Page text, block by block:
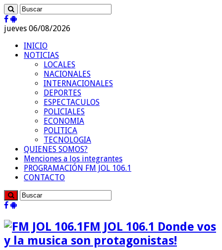
jueves 06/08/2026
INICIO
NOTICIAS
LOCALES
NACIONALES
INTERNACIONALES
DEPORTES
ESPECTACULOS
POLICIALES
ECONOMIA
POLITICA
TECNOLOGIA
QUIENES SOMOS?
Menciones a los integrantes
PROGRAMACIÓN FM JOL 106.1
CONTACTO
FM JOL 106.1 Donde vos
y la musica son protagonistas!